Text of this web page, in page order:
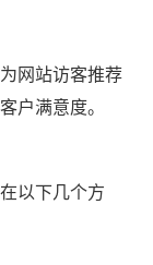
网站访客推荐
户满意度。
以下几个方